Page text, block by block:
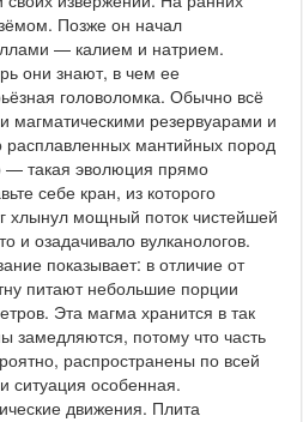
Позже он начал
— калием и натрием.
они знают, в чем ее
головоломка. Обычно всё
магматическими резервуарами и
мантийных пород
— такая эволюция прямо
себе кран, из которого
хлынул мощный поток чистейшей
и озадачивало вулканологов.
показывает: в отличие от
питают небольшие порции
Эта магма хранится в так
замедляются, потому что часть
распространены по всей
ситуация особенная.
движения. Плита